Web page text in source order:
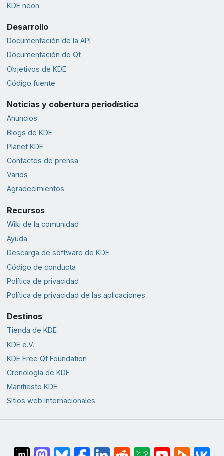
KDE neon
Desarrollo
Documentación de la API
Documentación de Qt
Objetivos de KDE
Código fuente
Noticias y cobertura periodística
Anuncios
Blogs de KDE
Planet KDE
Contactos de prensa
Varios
Agradecimientos
Recursos
Wiki de la comunidad
Ayuda
Descarga de software de KDE
Código de conducta
Política de privacidad
Política de privacidad de las aplicaciones
Destinos
Tienda de KDE
KDE e.V.
KDE Free Qt Foundation
Cronología de KDE
Manifiesto KDE
Sitios web internacionales